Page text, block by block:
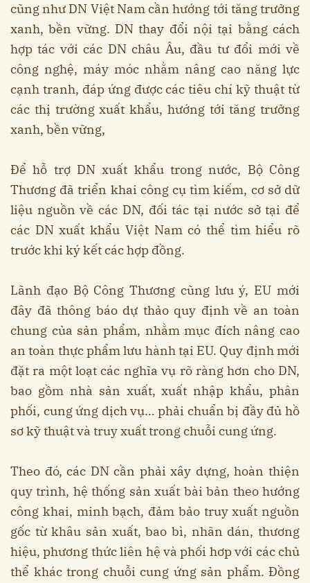
cũng như DN Việt Nam cần hướng tới tăng trưởng
xanh, bền vững. DN thay đổi nội tại bằng cách
hợp tác với các DN châu Âu, đầu tư đổi mới về
công nghệ, máy móc nhằm nâng cao năng lực
cạnh tranh, đáp ứng được các tiêu chí kỹ thuật từ
các thị trường xuất khẩu, hướng tới tăng trưởng
xanh, bền vững,
Để hỗ trợ DN xuất khẩu trong nước, Bộ Công
Thương đã triển khai công cụ tìm kiếm, cơ sở dữ
liệu nguồn về các DN, đối tác tại nước sở tại để
các DN xuất khẩu Việt Nam có thể tìm hiểu rõ
trước khi ký kết các hợp đồng.
Lãnh đạo Bộ Công Thương cũng lưu ý, EU mới
đây đã thông báo dự thảo quy định về an toàn
chung của sản phẩm, nhằm mục đích nâng cao
an toàn thực phẩm lưu hành tại EU. Quy định mới
đặt ra một loạt các nghĩa vụ rõ ràng hơn cho DN,
bao gồm nhà sản xuất, xuất nhập khẩu, phân
phối, cung ứng dịch vụ… phải chuẩn bị đầy đủ hồ
sơ kỹ thuật và truy xuất trong chuỗi cung ứng.
Theo đó, các DN cần phải xây dựng, hoàn thiện
quy trình, hệ thống sản xuất bài bản theo hướng
công khai, minh bạch, đảm bảo truy xuất nguồn
gốc từ khâu sản xuất, bao bì, nhãn dán, thương
hiệu, phương thức liên hệ và phối hơp với các chủ
thể khác trong chuỗi cung ứng sản phẩm. Đồng